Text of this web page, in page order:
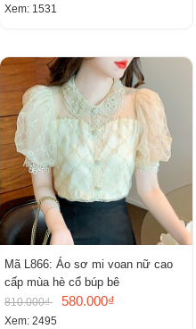
Xem: 1531
Mã L866: Áo sơ mi voan nữ cao
cấp mùa hè cổ búp bê
810.000₫ 580.000₫
Xem: 2495